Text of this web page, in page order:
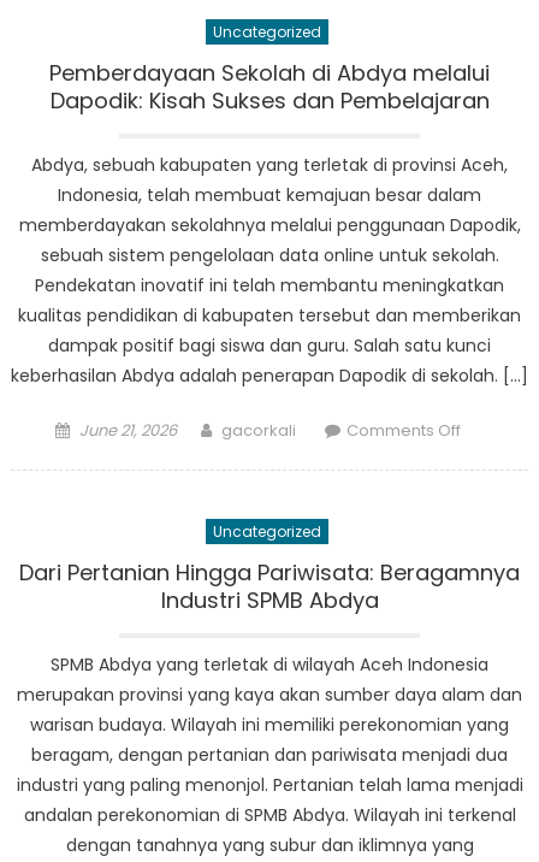
Kurikulum
di
Sekolah
Uncategorized
Pemberdayaan Sekolah di Abdya melalui
Dapodik: Kisah Sukses dan Pembelajaran
Abdya, sebuah kabupaten yang terletak di provinsi Aceh,
Indonesia, telah membuat kemajuan besar dalam
memberdayakan sekolahnya melalui penggunaan Dapodik,
sebuah sistem pengelolaan data online untuk sekolah.
Pendekatan inovatif ini telah membantu meningkatkan
kualitas pendidikan di kabupaten tersebut dan memberikan
dampak positif bagi siswa dan guru. Salah satu kunci
keberhasilan Abdya adalah penerapan Dapodik di sekolah. […]
Posted
June 21, 2026 Author
gacorkali Comments Offon
melalui
Dapodik:
dan
Uncategorized
Dari Pertanian Hingga Pariwisata: Beragamnya
Industri SPMB Abdya
SPMB Abdya yang terletak di wilayah Aceh Indonesia
merupakan provinsi yang kaya akan sumber daya alam dan
warisan budaya. Wilayah ini memiliki perekonomian yang
beragam, dengan pertanian dan pariwisata menjadi dua
industri yang paling menonjol. Pertanian telah lama menjadi
andalan perekonomian di SPMB Abdya. Wilayah ini terkenal
dengan tanahnya yang subur dan iklimnya yang